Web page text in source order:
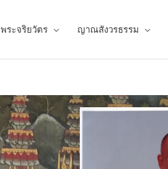
พระจริยวัตร ญาณสังวรธรรม